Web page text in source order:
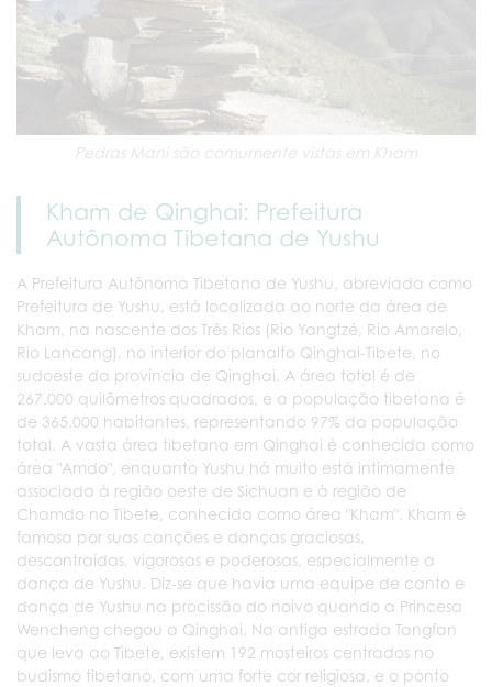
Pedras Mani são comumente vistas em Kham
Kham de Qinghai: Prefeitura
Autônoma Tibetana de Yushu
A Prefeitura Autônoma Tibetana de Yushu, abreviada como
Prefeitura de Yushu, está localizada ao norte da área de
Kham, na nascente dos Três Rios (Rio Yangtzé, Rio Amarelo,
Rio Lancang), no interior do planalto Qinghai-Tibete, no
sudoeste da província de Qinghai. A área total é de
267.000 quilômetros quadrados, e a população tibetana é
de 365.000 habitantes, representando 97% da população
total. A vasta área tibetana em Qinghai é conhecida como
área "Amdo", enquanto Yushu há muito está intimamente
associada à região oeste de Sichuan e à região de
Chamdo no Tibete, conhecida como área "Kham". Kham é
famosa por suas canções e danças graciosas,
descontraídas, vigorosas e poderosas, especialmente a
dança de Yushu. Diz-se que havia uma equipe de canto e
dança de Yushu na procissão do noivo quando a Princesa
Wencheng chegou a Qinghai. Na antiga estrada Tangfan
que leva ao Tibete, existem 192 mosteiros centrados no
budismo tibetano, com uma forte cor religiosa, e o ponto